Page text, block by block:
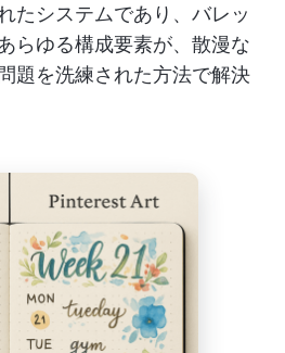
たシステムであり、バレッ
らゆる構成要素が、散漫な
題を洗練された方法で解決